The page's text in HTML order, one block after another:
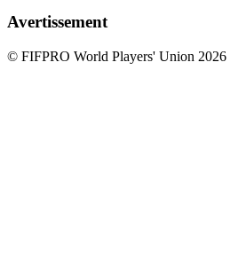
Avertissement
© FIFPRO World Players' Union 2026